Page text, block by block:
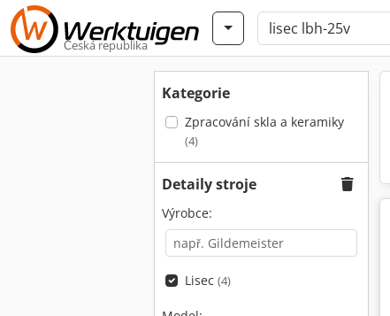
Česká republika
Kategorie
Zpracování skla a keramiky
(4)
Detaily stroje
Výrobce:
Lisec (4)